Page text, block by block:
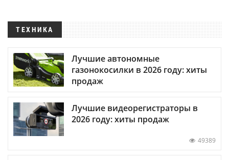
ТЕХНИКА
Лучшие автономные
газонокосилки в 2026 году: хиты
продаж
Лучшие видеорегистраторы в
2026 году: хиты продаж
49389